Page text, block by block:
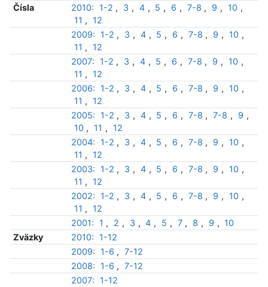
Čísla
2010: 1-2 , 3 , 4 , 5 , 6 , 7-8 , 9 , 10 ,
11 ,
12
2009:
1-2 , 3 , 4 , 5 , 6 , 7-8 , 9 , 10 ,
11 ,
12
2007:
1-2 , 3 , 4 , 5 , 6 , 7-8 , 9 , 10 ,
11 ,
12
2006:
1-2 , 3 , 4 , 5 , 6 , 7-8 , 9 , 10 ,
11 ,
12
2005:
1-2 , 3 , 4 , 5 , 6 , 7-8 , 7-8 , 9 ,
10 , 11 ,
12
2004:
1-2 , 3 , 4 , 5 , 6 , 7-8 , 9 , 10 ,
11 ,
12
2003:
1-2 , 3 , 4 , 5 , 6 , 7-8 , 9 , 10 ,
11 ,
12
2002:
1-2 , 3 , 4 , 5 , 6 , 7-8 , 9 , 10 ,
11 ,
12
2001:
1 , 2 , 3 , 4 , 5 , 7 , 8 , 9 , 10
Zväzky
2010:
1-12
2009:
1-6 , 7-12
2008:
1-6 , 7-12
2007:
1-12